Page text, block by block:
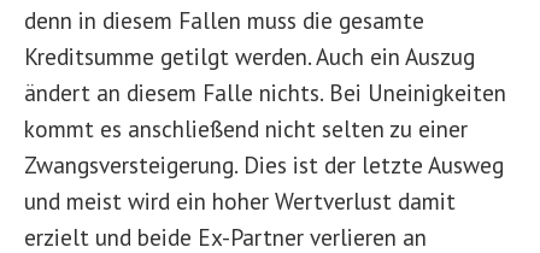
denn in diesem Fallen muss die gesamte
Kreditsumme getilgt werden. Auch ein Auszug
ändert an diesem Falle nichts. Bei Uneinigkeiten
kommt es anschließend nicht selten zu einer
Zwangsversteigerung. Dies ist der letzte Ausweg
und meist wird ein hoher Wertverlust damit
erzielt und beide Ex-Partner verlieren an